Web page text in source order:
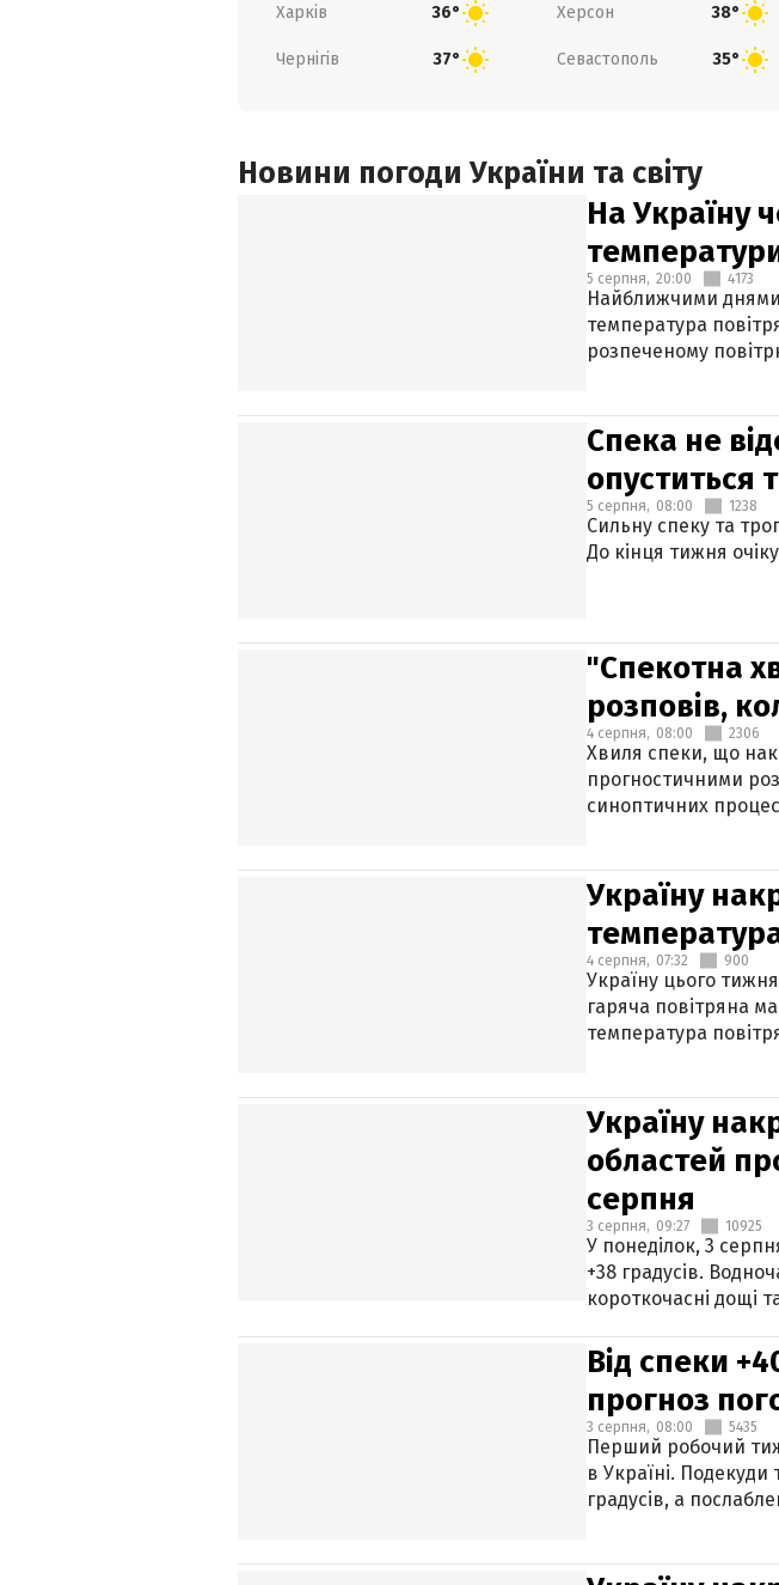
Харків 36° Херсон 38°
Чернігів 37° Севастополь 35°
Новини погоди України та світу
На Україну
5 серпня, 20:00 4173
Найближчими днями
температура
розпеченому
Спека не
опуститься
5 серпня, 08:00 1238
Сильну спеку та
До кінця тижня
"Спекотна
розповів,
4 серпня, 08:00 2306
Хвиля спеки, що
прогностичними
синоптичних
Україну
4 серпня, 07:32 900
Україну цього
гаряча повітряна
температура
Україну
областей
серпня
3 серпня, 09:27 10925
У понеділок, 3
+38 градусів.
короткочасні дощі
Від спеки
прогноз
3 серпня, 08:00 5435
Перший робочий
в Україні. Подекуди
градусів, а